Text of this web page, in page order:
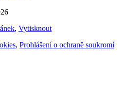
, Vytisknout
, Prohlášení o ochraně soukromí